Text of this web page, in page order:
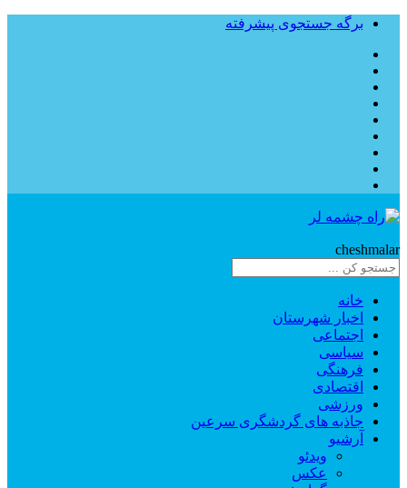
برگه جستجوی پیشرفته
cheshmalar
خانه
اخبار شهرستان
اجتماعی
سیاسی
فرهنگی
اقتصادی
ورزشی
جاذبه های گردشگری سرعین
آرشیو
ویدئو
عکس